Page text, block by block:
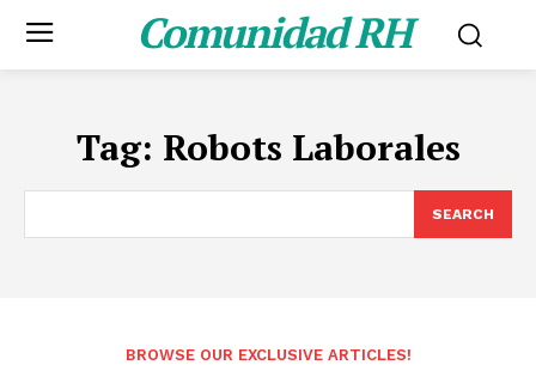
Comunidad RH
Tag: Robots Laborales
SEARCH
BROWSE OUR EXCLUSIVE ARTICLES!